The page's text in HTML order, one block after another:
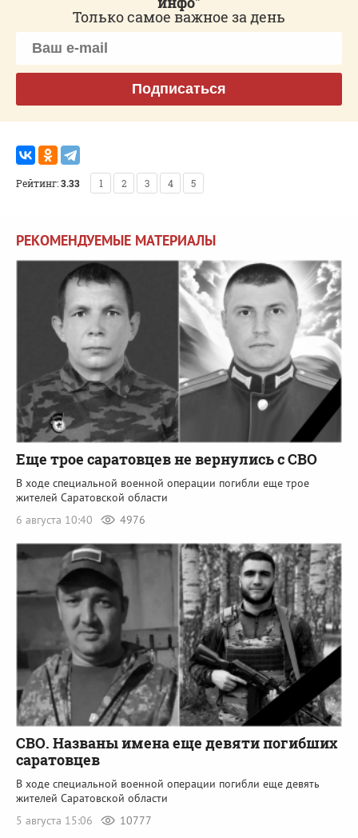
Только самое важное за день
Подписаться
Рейтинг:3.33 1 2 3 4 5
РЕКОМЕНДУЕМЫЕ МАТЕРИАЛЫ
Еще трое саратовцев не вернулись с СВО
В ходе специальной военной операции погибли еще трое
жителей Саратовской области
6 августа 10:40
4976
СВО. Названы имена еще девяти погибших
саратовцев
В ходе специальной военной операции погибли еще девять
жителей Саратовской области
5 августа 15:06
10777